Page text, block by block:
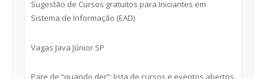
Sugestão de Cursos gratuitos para Iniciantes em
Sistema de Informação (EAD)
Vagas Java Júnior SP
Pare de “quando der”: lista de cursos e eventos abertos